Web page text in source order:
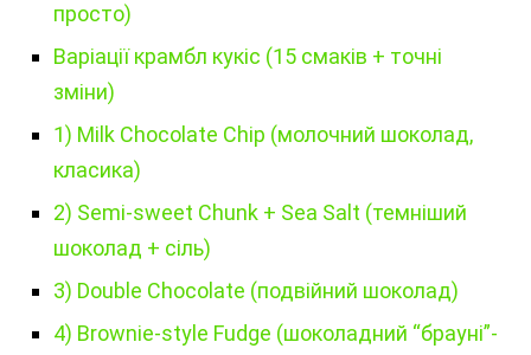
просто)
Варіації крамбл кукіс (15 смаків + точні
зміни)
1) Milk Chocolate Chip (молочний шоколад,
класика)
2) Semi-sweet Chunk + Sea Salt (темніший
шоколад + сіль)
3) Double Chocolate (подвійний шоколад)
4) Brownie-style Fudge (шоколадний “брауні”-